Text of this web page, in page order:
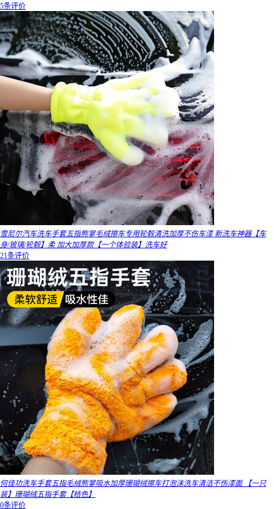
5条评价
雪尼尔汽车洗车手套五指熊掌毛绒擦车专用轮毂清洗加厚不伤车漆 新洗车神器【车
身/玻璃/轮毂】柔 加大加厚款【一个体验装】洗车好
21条评价
何佳功洗车手套五指毛绒熊掌吸水加厚珊瑚绒擦车打泡沫洗车清洁不伤漆面 【一只
装】珊瑚绒五指手套【桔色】
0条评价